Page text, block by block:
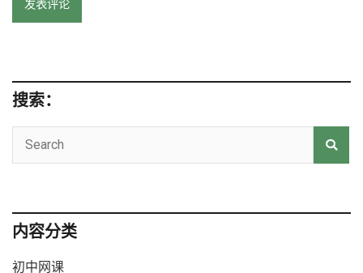
搜索：
内容分类
初中网课